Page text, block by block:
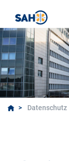
Datenschutz